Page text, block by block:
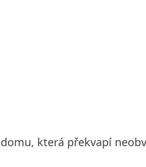
která překvapí